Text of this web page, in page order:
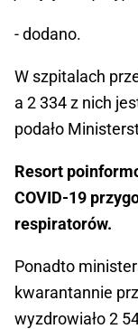
- dodano.
W szpitalach
a 2 334 z nich
podało
Resort
COVID-19
respiratorów.
Ponadto
kwarantannie
wyzdrowiało 2